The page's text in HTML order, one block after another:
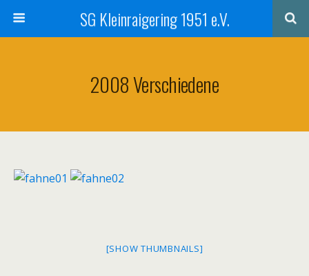
SG Kleinraigering 1951 e.V.
2008 Verschiedene
[SHOW THUMBNAILS]